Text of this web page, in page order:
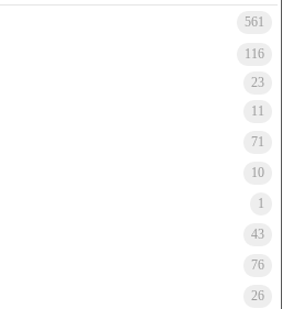
561
116
23
11
71
10
1
43
76
26